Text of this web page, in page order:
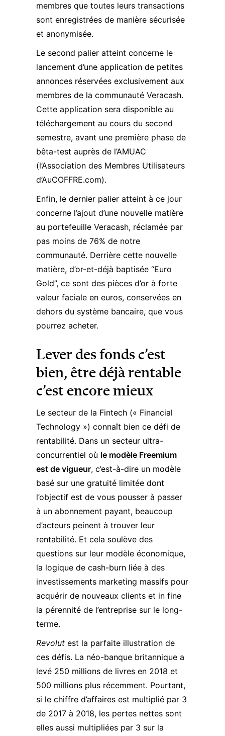
membres que toutes leurs transactions
sont enregistrées de manière sécurisée
et anonymisée.
Le second palier atteint concerne le
lancement d’une application de petites
annonces réservées exclusivement aux
membres de la communauté Veracash.
Cette application sera disponible au
téléchargement au cours du second
semestre, avant une première phase de
bêta-test auprès de l’AMUAC
(l’Association des Membres Utilisateurs
d’AuCOFFRE.com).
Enfin, le dernier palier atteint à ce jour
concerne l’ajout d’une nouvelle matière
au portefeuille Veracash, réclamée par
pas moins de 76% de notre
communauté. Derrière cette nouvelle
matière, d’or-et-déjà baptisée “Euro
Gold”, ce sont des pièces d’or à forte
valeur faciale en euros, conservées en
dehors du système bancaire, que vous
pourrez acheter.
Lever des fonds c’est
bien, être déjà rentable
c’est encore mieux
Le secteur de la Fintech (« Financial
Technology ») connaît bien ce défi de
rentabilité. Dans un secteur ultra-
concurrentiel où le modèle Freemium
est de vigueur, c’est-à-dire un modèle
basé sur une gratuité limitée dont
l’objectif est de vous pousser à passer
à un abonnement payant, beaucoup
d’acteurs peinent à trouver leur
rentabilité. Et cela soulève des
questions sur leur modèle économique,
la logique de cash-burn liée à des
investissements marketing massifs pour
acquérir de nouveaux clients et in fine
la pérennité de l’entreprise sur le long-
terme.
Revolut est la parfaite illustration de
ces défis. La néo-banque britannique a
levé 250 millions de livres en 2018 et
500 millions plus récemment. Pourtant,
si le chiffre d’affaires est multiplié par 3
de 2017 à 2018, les pertes nettes sont
elles aussi multipliées par 3 sur la